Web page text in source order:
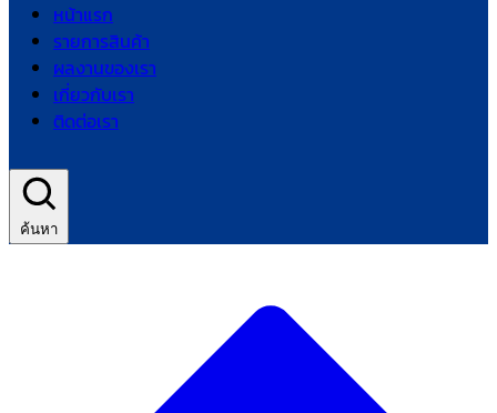
หน้าแรก
รายการสินค้า
ผลงานของเรา
เกี่ยวกับเรา
ติดต่อเรา
ค้นหา